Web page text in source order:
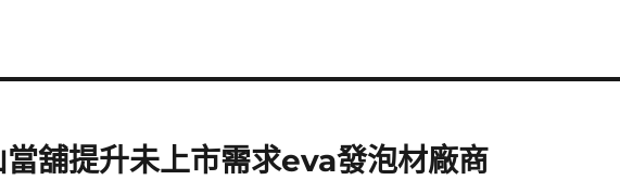
舖提升未上市需求eva發泡材廠商